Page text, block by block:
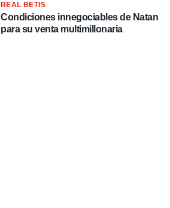
REAL BETIS
Condiciones innegociables de Natan
para su venta multimillonaria